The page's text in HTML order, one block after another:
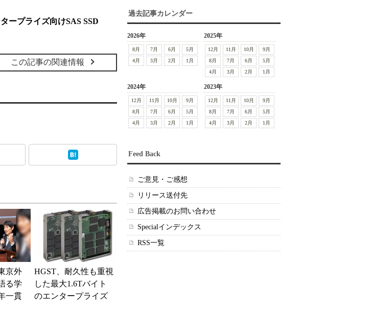
ープライズ向けSAS SSD
この記事の関連情報
京外
る学
一貫
HGST、耐久性も重視
した最大1.6Tバイト
のエンタープライズ
過去記事カレンダー
2026年
8月 7月 6月
5月
4月
3月 2月 1月
2025年
12月 11月 10月
9月
8月
7月 6月
5月
4月
3月 2月 1月
2024年
12月 11月 10月
9月
8月
7月 6月
5月
4月
3月 2月 1月
2023年
12月 11月 10月
9月
8月
7月 6月
5月
4月
3月 2月 1月
Feed Back
ご意見・ご感想
リリース送付先
広告掲載のお問い合わせ
Specialインデックス
RSS一覧